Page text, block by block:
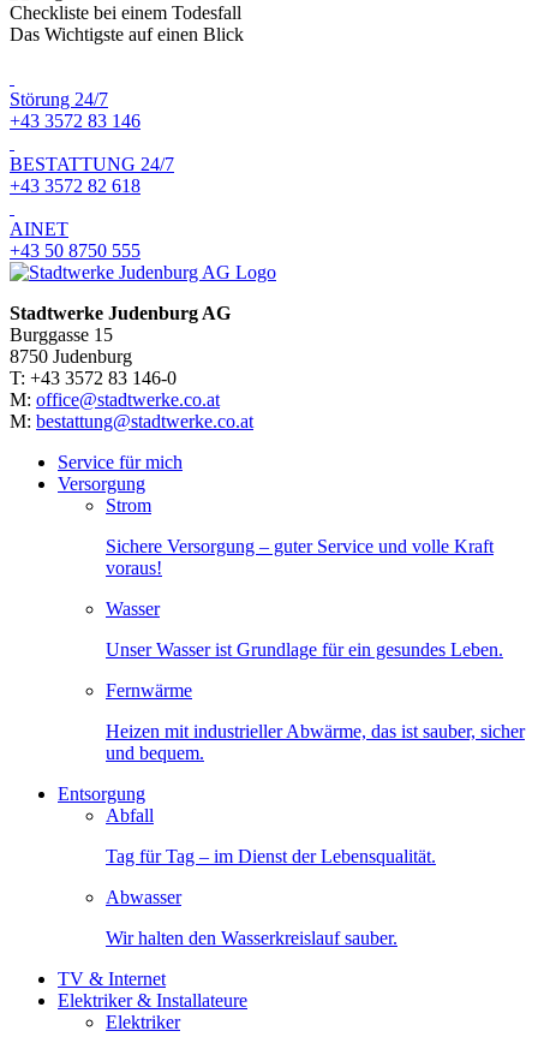
Checkliste bei einem Todesfall
Das Wichtigste auf einen Blick
Störung 24/7
+43 3572 83 146
BESTATTUNG 24/7
+43 3572 82 618
AINET
+43 50 8750 555
Stadtwerke Judenburg AG
Burggasse 15
8750 Judenburg
T: +43 3572 83 146-0
M: office@stadtwerke.co.at
M: bestattung@stadtwerke.co.at
Service für mich
Versorgung
Strom
Sichere Versorgung – guter Service und volle Kraft
voraus!
Wasser
Unser Wasser ist Grundlage für ein gesundes Leben.
Fernwärme
Heizen mit industrieller Abwärme, das ist sauber, sicher
und bequem.
Entsorgung
Abfall
Tag für Tag – im Dienst der Lebensqualität.
Abwasser
Wir halten den Wasserkreislauf sauber.
TV & Internet
Elektriker & Installateure
Elektriker